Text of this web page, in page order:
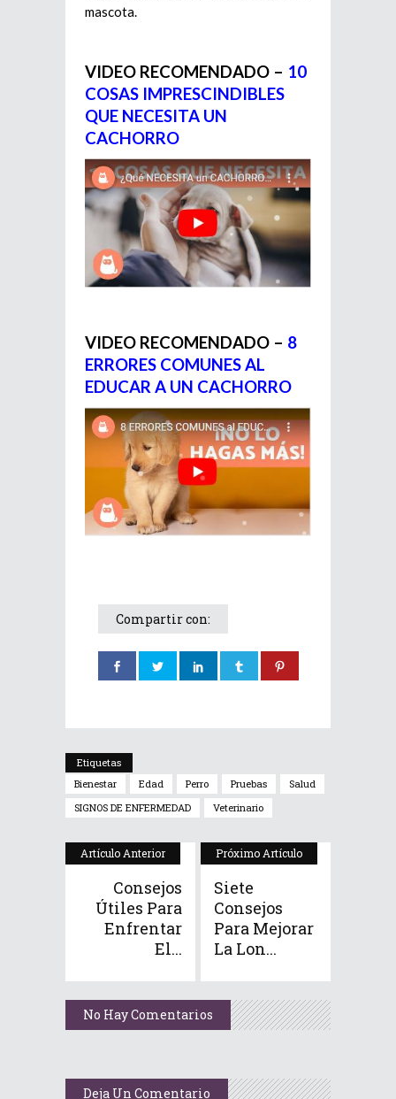
mascota.
VIDEO RECOMENDADO – 10
COSAS IMPRESCINDIBLES
QUE NECESITA UN
CACHORRO
VIDEO RECOMENDADO – 8
ERRORES COMUNES AL
EDUCAR A UN CACHORRO
Compartir con:
Etiquetas
Bienestar
Edad Perro Pruebas
Salud
SIGNOS DE ENFERMEDAD
Veterinario
Artículo Anterior
Consejos
Útiles Para
Enfrentar
El...
Próximo Artículo
Siete
Consejos
Para Mejorar
La Lon...
No Hay Comentarios
Deja Un Comentario